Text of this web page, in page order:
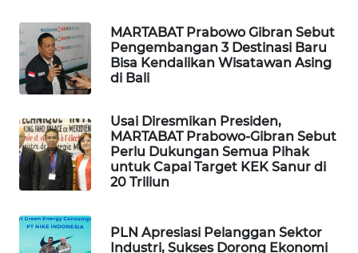
MARTABAT Prabowo Gibran Sebut
Pengembangan 3 Destinasi Baru
Bisa Kendalikan Wisatawan Asing
di Bali
Usai Diresmikan Presiden,
MARTABAT Prabowo-Gibran Sebut
Perlu Dukungan Semua Pihak
untuk Capai Target KEK Sanur di
20 Triliun
PLN Apresiasi Pelanggan Sektor
Industri, Sukses Dorong Ekonomi
LPKKI
LKKI
KOPEKLIN
PORTAL
KONSUMEN
FORWAMKI